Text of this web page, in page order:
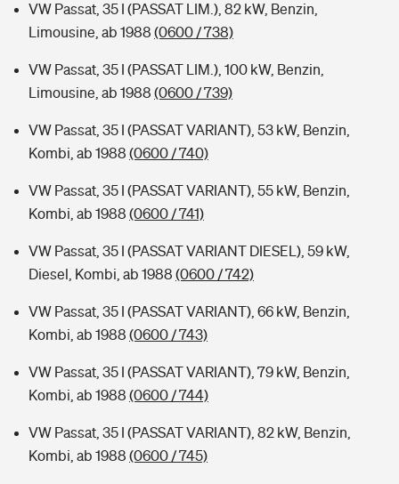
VW Passat, 35 I (PASSAT LIM.), 82 kW, Benzin,
Limousine, ab 1988 (0600 / 738)
VW Passat, 35 I (PASSAT LIM.), 100 kW, Benzin,
Limousine, ab 1988 (0600 / 739)
VW Passat, 35 I (PASSAT VARIANT), 53 kW, Benzin,
Kombi, ab 1988 (0600 / 740)
VW Passat, 35 I (PASSAT VARIANT), 55 kW, Benzin,
Kombi, ab 1988 (0600 / 741)
VW Passat, 35 I (PASSAT VARIANT DIESEL), 59 kW,
Diesel, Kombi, ab 1988 (0600 / 742)
VW Passat, 35 I (PASSAT VARIANT), 66 kW, Benzin,
Kombi, ab 1988 (0600 / 743)
VW Passat, 35 I (PASSAT VARIANT), 79 kW, Benzin,
Kombi, ab 1988 (0600 / 744)
VW Passat, 35 I (PASSAT VARIANT), 82 kW, Benzin,
Kombi, ab 1988 (0600 / 745)